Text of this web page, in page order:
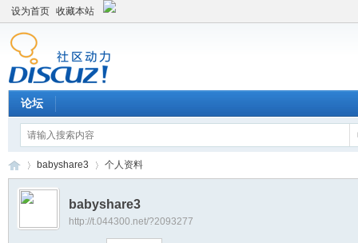
设为首页 收藏本站
论坛
›
babyshare3 个人资料
babyshare3
http://t.044300.net/?2093277